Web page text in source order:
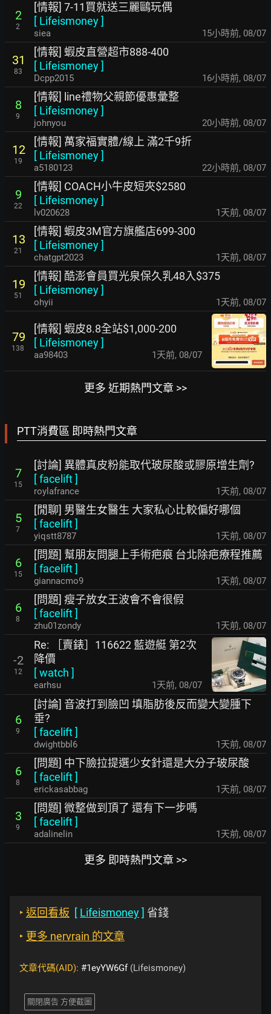
2
2
[情報] 7-11買就送三麗鷗玩偶
[ Lifeismoney]
siea 15小時前, 08/07
31
83
[情報] 蝦皮直營超市888-400
[ Lifeismoney]
Dcpp2015 16小時前, 08/07
8
9
[情報] line禮物父親節優惠彙整
[ Lifeismoney]
johnyou 20小時前, 08/07
12
19
[情報] 萬家福實體/線上 滿2千9折
[ Lifeismoney]
a5180123 22小時前, 08/07
9
22
[情報] COACH小牛皮短夾$2580
[ Lifeismoney]
lv020628 1天前, 08/07
13
21
[情報] 蝦皮3M官方旗艦店699-300
[ Lifeismoney]
chatgpt2023 1天前, 08/07
19
51
[情報] 酷澎會員買光泉保久乳48入$375
[ Lifeismoney]
ohyii 1天前, 08/07
79
138
[情報] 蝦皮8.8全站$1,000-200
[ Lifeismoney]
aa98403 1天前, 08/07
更多 近期熱門文章 >>
PTT消費區 即時熱門文章
7
15
[討論] 異體真皮粉能取代玻尿酸或膠原增生劑?
[facelift]
roylafrance 1天前, 08/07
5
7
[閒聊] 男醫生女醫生 大家私心比較偏好哪個
[facelift]
yiqstt8787 1天前, 08/07
6
15
[問題] 幫朋友問腿上手術疤痕 台北除疤療程推薦
[facelift]
giannacmo9 1天前, 08/07
6
8
[問題] 瘦子放女王波會不會很假
[facelift]
zhu01zondy 1天前, 08/07
-2
12
Re: ［賣錶］116622 藍遊艇 第2次
降價
[watch ]
earhsu 1天前, 08/07
6
9
[討論] 音波打到臉凹 填脂肪後反而變大變腫下
垂?
[facelift]
dwightbbl6 1天前, 08/07
6
8
[問題] 中下臉拉提選少女針還是大分子玻尿酸
[facelift]
erickasabbag 1天前, 08/07
3
9
[問題] 微整做到頂了 還有下一步嗎
[facelift]
adalinelin 1天前, 08/07
更多 即時熱門文章 >>
‣ 返回看板 [ Lifeismoney] 省錢
‣ 更多 nervrain 的文章
文章代碼(AID): #1eyYW6Gf(Lifeismoney)
關閉廣告 方便截圖